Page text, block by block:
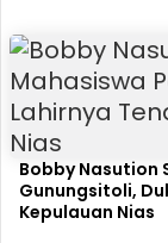
Bobby Nasution
Gunungsitoli,
Kepulauan Nias